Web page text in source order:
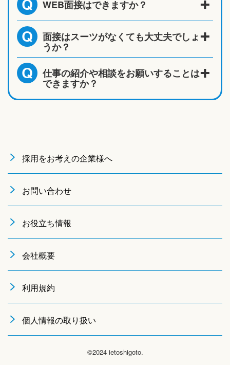
Q WEB面接はできますか？
Q 面接はスーツがなくても大丈夫でしょ
うか？
Q 仕事の紹介や相談をお願いすることは
できますか？
採用をお考えの企業様へ
お問い合わせ
お役立ち情報
会社概要
利用規約
個人情報の取り扱い
©2024 ietoshigoto.